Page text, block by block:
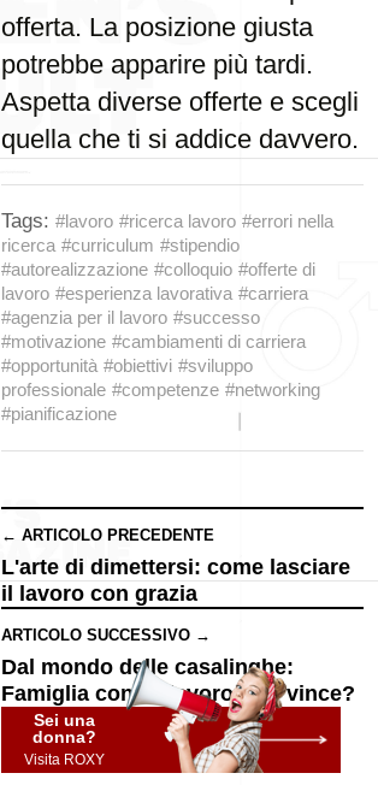
offerta. La posizione giusta
potrebbe apparire più tardi.
Aspetta diverse offerte e scegli
quella che ti si addice davvero.
Tags: #lavoro #ricerca lavoro #errori nella
ricerca #curriculum #stipendio
#autorealizzazione #colloquio #offerte di
lavoro #esperienza lavorativa #carriera
#agenzia per il lavoro #successo
#motivazione #cambiamenti di carriera
#opportunità #obiettivi #sviluppo
professionale #competenze #networking
#pianificazione
← ARTICOLO PRECEDENTE
L'arte di dimettersi: come lasciare
il lavoro con grazia
ARTICOLO SUCCESSIVO →
Dal mondo delle casalinghe:
Famiglia contro lavoro. Chi vince?
Sei una
donna?
Visita ROXY